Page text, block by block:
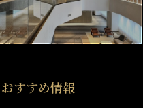
すすめ情報